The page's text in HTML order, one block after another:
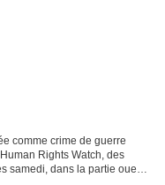
comme crime de guerre
Rights Watch, des
samedi, dans la partie ouest